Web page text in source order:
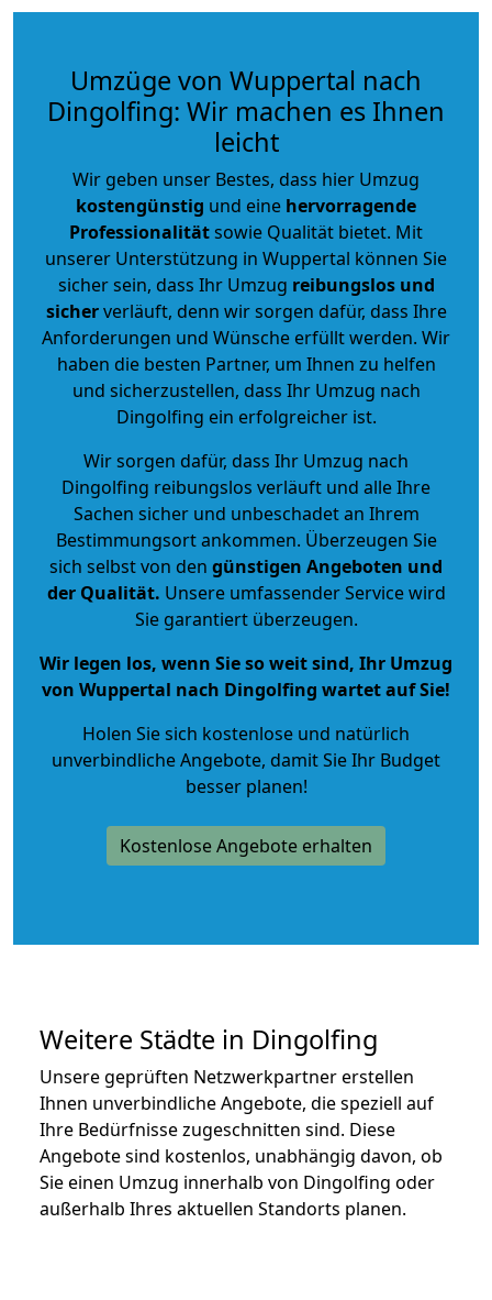
Umzüge von Wuppertal nach
Dingolfing: Wir machen es Ihnen
leicht
Wir geben unser Bestes, dass hier Umzug
kostengünstig und eine hervorragende
Professionalitätsowie Qualität bietet. Mit
unserer Unterstützung in Wuppertal können Sie
sicher sein, dass Ihr Umzug reibungslos und
sicherverläuft, denn wir sorgen dafür, dass Ihre
Anforderungen und Wünsche erfüllt werden. Wir
haben die besten Partner, um Ihnen zu helfen
und sicherzustellen, dass Ihr Umzug nach
Dingolfing ein erfolgreicher ist.
Wir sorgen dafür, dass Ihr Umzug nach
Dingolfing reibungslos verläuft und alle Ihre
Sachen sicher und unbeschadet an Ihrem
Bestimmungsort ankommen. Überzeugen Sie
sich selbst von den günstigen Angeboten und
der Qualität. Unsere umfassender Service wird
Sie garantiert überzeugen.
Wir legen los, wenn Sie so weit sind, Ihr Umzug
von Wuppertal nach Dingolfing wartet auf Sie!
Holen Sie sich kostenlose und natürlich
unverbindliche Angebote, damit Sie Ihr Budget
besser planen!
Kostenlose Angebote erhalten
Weitere Städte in Dingolfing
Unsere geprüften Netzwerkpartner erstellen
Ihnen unverbindliche Angebote, die speziell auf
Ihre Bedürfnisse zugeschnitten sind. Diese
Angebote sind kostenlos, unabhängig davon, ob
Sie einen Umzug innerhalb von Dingolfing oder
außerhalb Ihres aktuellen Standorts planen.